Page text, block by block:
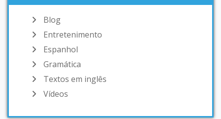
Blog
Entretenimento
Espanhol
Gramática
Textos em inglês
Vídeos